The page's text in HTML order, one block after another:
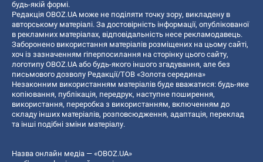
будь-якій формі.
Редакція OBOZ.UA може не поділяти точку зору, викладену в
авторському матеріалі. За достовірність інформації, опублікованої
в рекламних матеріалах, відповідальність несе рекламодавець.
Заборонено використання матеріалів розміщених на цьому сайті,
хоч із зазначенням гіперпосилання на сторінку цього сайту,
логотипу OBOZ.UA або будь-якого іншого згадування, але без
письмового дозволу Редакції/ТОВ «Золота середина»
Незаконним використанням матеріалів буде вважатися: будь-яке
копiювання, публiкацiя, передрук, наступне поширення,
використання, переробка з використанням, включенням до
складу інших матеріалів, розповсюдження, адаптація, переклад
та інші подібні зміни матеріалу.
Назва онлайн медіа — «OBOZ.UA»